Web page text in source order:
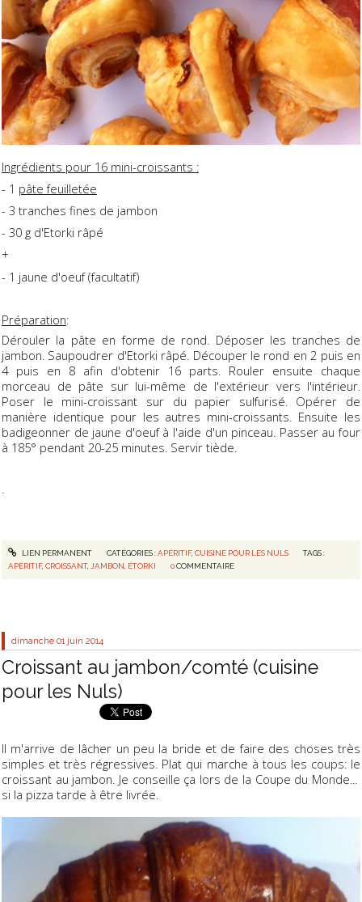
Ingrédients pour 16 mini-croissants :
- 1 pâte feuilletée
- 3 tranches fines de jambon
- 30 g d'Etorki râpé
+
- 1 jaune d'oeuf (facultatif)
Préparation:
Dérouler la pâte en forme de rond. Déposer les tranches de
jambon. Saupoudrer d'Etorki râpé. Découper le rond en 2 puis en
4 puis en 8 afin d'obtenir 16 parts. Rouler ensuite chaque
morceau de pâte sur lui-même de l'extérieur vers l'intérieur.
Poser le mini-croissant sur du papier sulfurisé. Opérer de
manière identique pour les autres mini-croissants. Ensuite les
badigeonner de jaune d'oeuf à l'aide d'un pinceau. Passer au four
à 185° pendant 20-25 minutes. Servir tiède.
.
LIEN PERMANENT CATÉGORIES :APÉRITIF, CUISINE POUR LES NULS
TAGS :
APÉRITIF,CROISSANT, JAMBON ÉTORKI 0 COMMENTAIRE
dimanche 01 juin 2014
Croissant au jambon/comté (cuisine
pour les Nuls)
Il m'arrive de lâcher un peu la bride et de faire des choses très
simples et très régressives. Plat qui marche à tous les coups: le
croissant au jambon. Je conseille ça lors de la Coupe du Monde...
si la pizza tarde à être livrée.